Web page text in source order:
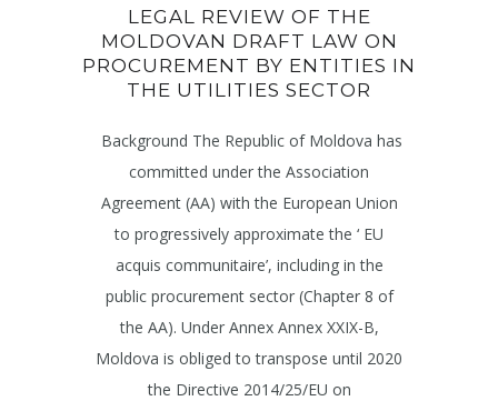
LEGAL REVIEW OF THE
MOLDOVAN DRAFT LAW ON
PROCUREMENT BY ENTITIES IN
THE UTILITIES SECTOR
Background The Republic of Moldova has
committed under the Association
Agreement (AA) with the European Union
to progressively approximate the ‘ EU
acquis communitaire’, including in the
public procurement sector (Chapter 8 of
the AA). Under Annex Annex XXIX-B,
Moldova is obliged to transpose until 2020
the Directive 2014/25/EU on